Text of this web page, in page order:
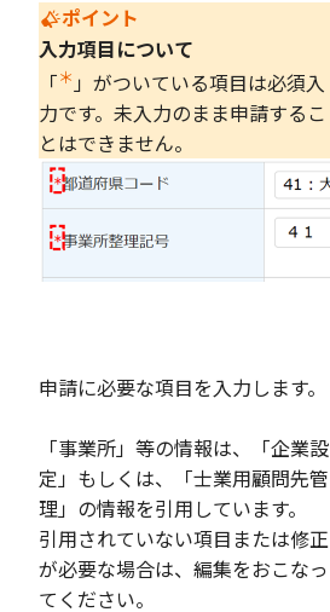
ポイント
入力項目について
「＊」がついている項目は必須入
力です。未入力のまま申請するこ
とはできません。
申請に必要な項目を入力します。
「事業所」等の情報は、「企業設
定」もしくは、「士業用顧問先管
理」の情報を引用しています。
引用されていない項目または修正
が必要な場合は、編集をおこなっ
てください。